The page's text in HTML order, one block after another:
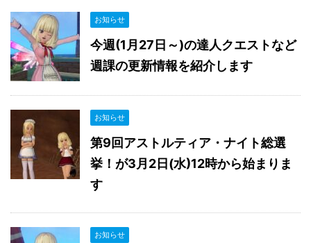
お知らせ
今週(1月27日～)の達人クエストなど
週課の更新情報を紹介します
お知らせ
第9回アストルティア・ナイト総選
挙！が3月2日(水)12時から始まりま
す
お知らせ